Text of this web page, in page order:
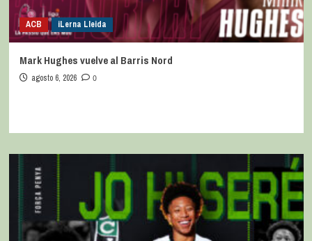
ACB iLerna Lleida
Mark Hughes vuelve al Barris Nord
agosto 6, 2026 0